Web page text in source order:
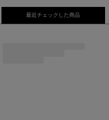
最近チェックした商品